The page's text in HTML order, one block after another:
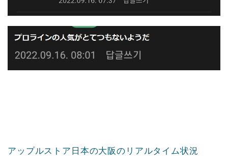
アップルストア日本の大阪のリアルタイム状況